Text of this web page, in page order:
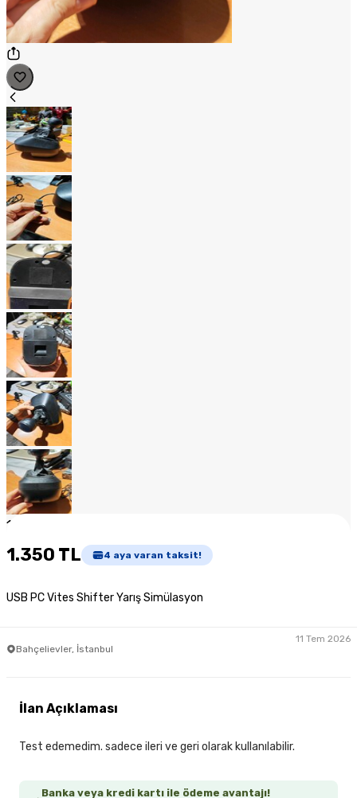
1
1.350 TL 4 aya varan taksit!
USB PC Vites Shifter Yarış Simülasyon
Bahçelievler, İstanbul
11 Tem 2026
Banka veya kredi kartı ile ödeme avantajı!
İlan Açıklaması
Test edemedim. sadece ileri ve geri olarak kullanılabilir.